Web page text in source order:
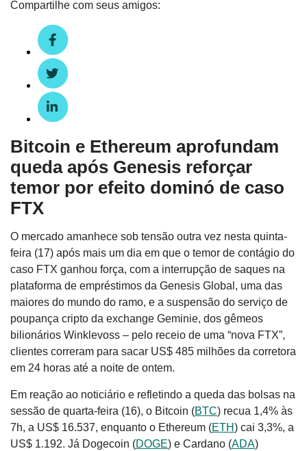
Compartilhe com seus amigos:
Bitcoin e Ethereum aprofundam
queda após Genesis reforçar
temor por efeito dominó de caso
FTX
O mercado amanhece sob tensão outra vez nesta quinta-
feira (17) após mais um dia em que o temor de contágio do
caso FTX ganhou força, com a interrupção de saques na
plataforma de empréstimos da Genesis Global, uma das
maiores do mundo do ramo, e a suspensão do serviço de
poupança cripto da exchange Geminie, dos gêmeos
bilionários Winklevoss – pelo receio de uma “nova FTX”,
clientes correram para sacar US$ 485 milhões da corretora
em 24 horas até a noite de ontem.
Em reação ao noticiário e refletindo a queda das bolsas na
sessão de quarta-feira (16), o Bitcoin (BTC) recua 1,4% às
7h, a US$ 16.537, enquanto o Ethereum (ETH) cai 3,3%, a
US$ 1.192. Já Dogecoin (DOGE) e Cardano (ADA)